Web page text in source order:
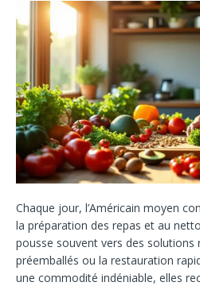
Chaque jour, l’Américain moyen
la préparation des repas et au
pousse souvent vers des solutions
préemballés ou la restauration
une commodité indéniable, elles